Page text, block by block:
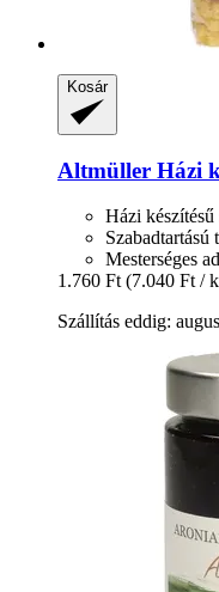
Kosár
Altmüller Házi
Házi készítésű
Szabadtartású
Mesterséges
1.760 Ft (7.040 Ft /
Szállítás eddig: